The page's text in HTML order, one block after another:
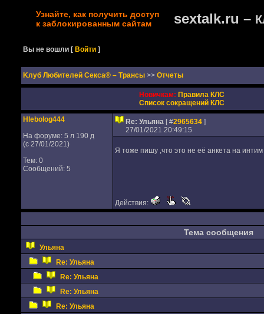
Узнайте, как получить доступ
к заблокированным сайтам
sextalk.ru –
Вы не вошли [Войти ]
Kлуб Любителей Секса® – Трансы >> Отчеты
Новичкам: Правила КЛС
Список сокращений КЛС
Hlebolog444
На форуме: 5 л 190 д
(с 27/01/2021)
Тем: 0
Сообщений: 5
Re: Ульяна [ #2965634]
27/01/2021 20:49:15
Я тоже пишу ,что это не её анкета на
Действия:
Тема сообщения
Ульяна
Re: Ульяна
Re: Ульяна
Re: Ульяна
Re: Ульяна